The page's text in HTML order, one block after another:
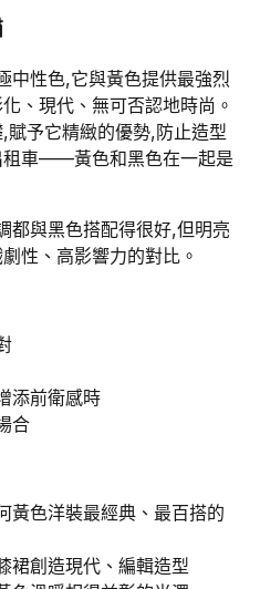
性色,它與黃色提供最強烈
、現代、無可否認地時尚。
予它精緻的優勢,防止造型
租車——黃色和黑色在一起是
與黑色搭配得很好,但明亮
性、高影響力的對比。
添前衛感時
合
黃色洋裝最經典、最百搭的
裙創造現代、編輯造型